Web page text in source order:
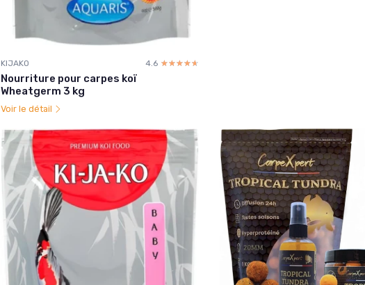
KIJAKO 4.6 ☆☆☆☆☆
★★★★★
Nourriture pour carpes koï
Wheatgerm 3 kg
Voir le détail